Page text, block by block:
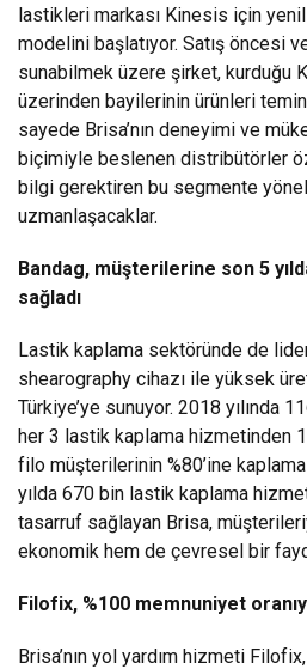
lastikleri markası Kinesis için
modelini başlatıyor. Satış öncesi
sunabilmek üzere şirket, kurduğu
üzerinden bayilerinin ürünleri
sayede Brisa’nın deneyimi ve
biçimiyle beslenen distribütörler
bilgi gerektiren bu segmente
uzmanlaşacaklar.
Bandag, müşterilerine son 5
sağladı
Lastik kaplama sektöründe de
shearography cihazı ile yüksek
Türkiye’ye sunuyor. 2018 yılında
her 3 lastik kaplama hizmetinden
filo müşterilerinin %80’ine
yılda 670 bin lastik kaplama
tasarruf sağlayan Brisa,
ekonomik hem de çevresel bir
Filofix, %100 memnuniyet
Brisa’nın yol yardım hizmeti